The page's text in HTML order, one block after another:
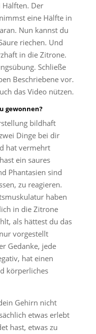
Der
eine Hälfte in
Nun kannst du
riechen. Und
in die Zitrone.
Schließe
Beschriebene vor.
das Video nützen.
gewonnen?
bildhaft
Dinge bei dir
hat vermehrt
ein saures
Phantasien sind
zu reagieren.
haben
in die Zitrone
als hättest du das
vorgestellt
Gedanke, jede
hat einen
körperliches
Gehirn nicht
etwas erlebt
hast, etwas zu